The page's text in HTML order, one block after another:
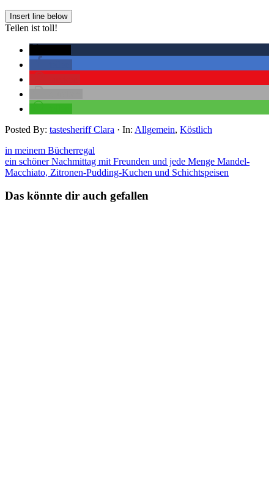
Teilen ist toll!
Posted By: tastesheriff Clara · In: Allgemein, Köstlich
in meinem Bücherregal
ein schöner Nachmittag mit Freunden und jede Menge Mandel-
Macchiato, Zitronen-Pudding-Kuchen und Schichtspeisen
Das könnte dir auch gefallen